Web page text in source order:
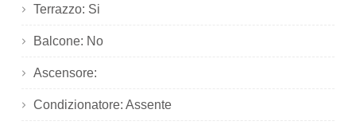
Terrazzo: Si
Balcone: No
Ascensore:
Condizionatore: Assente